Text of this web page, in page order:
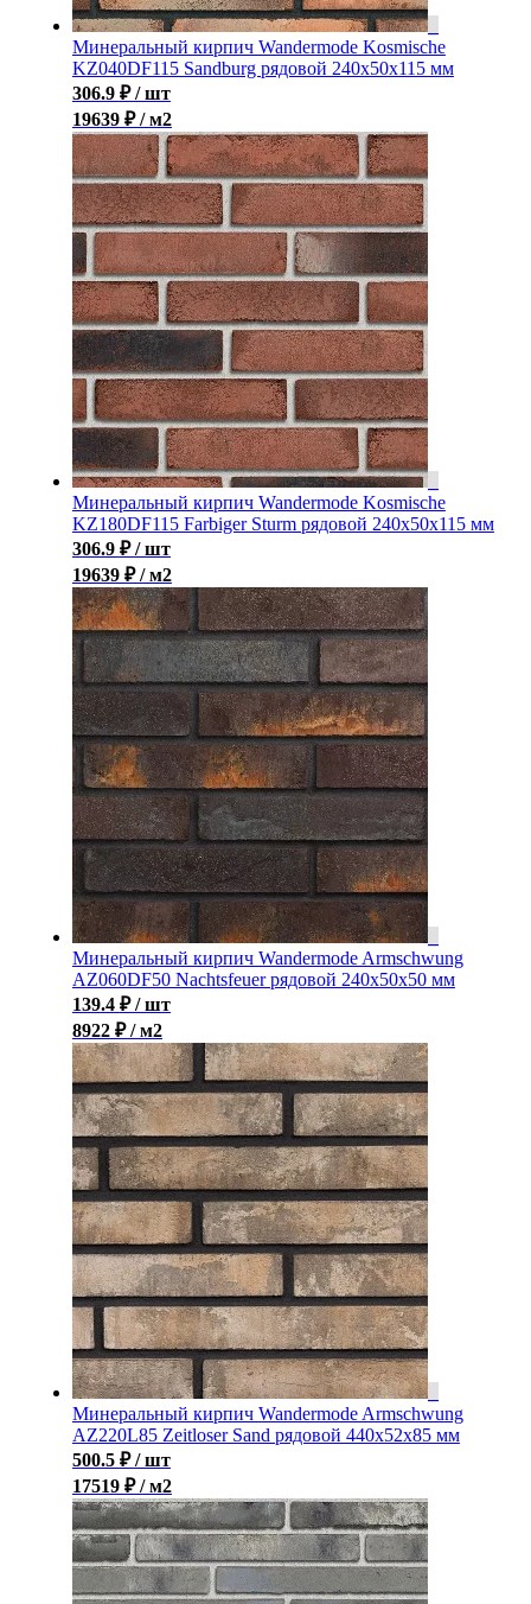
Минеральный кирпич Wandermode Kosmische
KZ040DF115 Sandburg рядовой 240x50x115 мм
306.9 ₽ / шт
19639 ₽ / м2
Минеральный кирпич Wandermode Kosmische
KZ180DF115 Farbiger Sturm рядовой 240x50x115 мм
306.9 ₽ / шт
19639 ₽ / м2
Минеральный кирпич Wandermode Armschwung
AZ060DF50 Nachtsfeuer рядовой 240x50x50 мм
139.4 ₽ / шт
8922 ₽ / м2
Минеральный кирпич Wandermode Armschwung
AZ220L85 Zeitloser Sand рядовой 440x52x85 мм
500.5 ₽ / шт
17519 ₽ / м2